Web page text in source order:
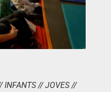
// JOVES //